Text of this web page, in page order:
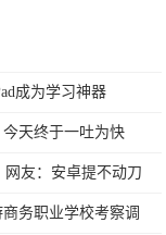
成为学习神器
天终于一吐为快
网友：安卓提不动刀
务职业学校考察调